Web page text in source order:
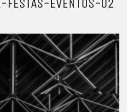
FESTAS-EVENTOS-02